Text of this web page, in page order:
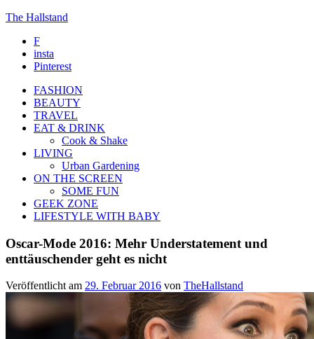
The Hallstand
F
insta
Pinterest
FASHION
BEAUTY
TRAVEL
EAT & DRINK
Cook & Shake
LIVING
Urban Gardening
ON THE SCREEN
SOME FUN
GEEK ZONE
LIFESTYLE WITH BABY
Oscar-Mode 2016: Mehr Understatement und
enttäuschender geht es nicht
Veröffentlicht am 29. Februar 2016 von TheHallstand